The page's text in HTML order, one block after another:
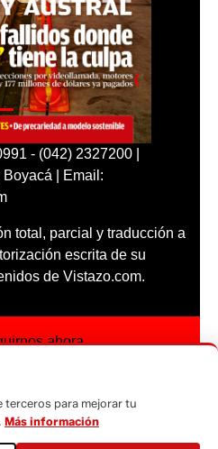
- (042) 2327200 |
| Email:
total, parcial y traducción a
escrita de su
de Vistazo.com.
ahora
terceros para mejorar tu
Más información